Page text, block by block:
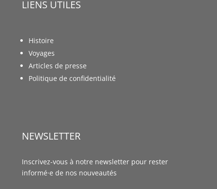
LIENS UTILES
Histoire
Voyages
Articles de presse
Politique de confidentialité
NEWSLETTER
Inscrivez-vous à notre newsletter pour rester
informé·e de nos nouveautés